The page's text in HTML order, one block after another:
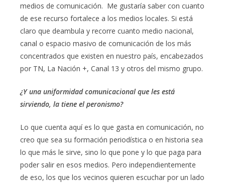
medios de comunicación. Me gustaría saber con cuanto
de ese recurso fortalece a los medios locales. Si está
claro que deambula y recorre cuanto medio nacional,
canal o espacio masivo de comunicación de los más
concentrados que existen en nuestro país, encabezados
por TN, La Nación +, Canal 13 y otros del mismo grupo.
¿Y una uniformidad comunicacional que les está
sirviendo, la tiene el peronismo?
Lo que cuenta aquí es lo que gasta en comunicación, no
creo que sea su formación periodística o en historia sea
lo que más le sirve, sino lo que pone y lo que paga para
poder salir en esos medios. Pero independientemente
de eso, los que los vecinos quieren escuchar por un lado